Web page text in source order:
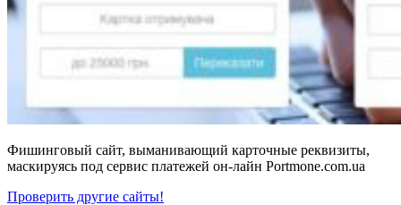
Фишинговый сайт, выманивающий карточные реквизиты,
маскируясь под сервис платежей он-лайн Portmone.com.ua
Проверить другие сайты!